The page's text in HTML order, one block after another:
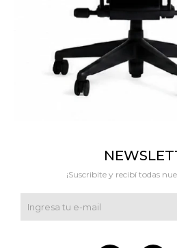
¡Suscribite y recibí todas